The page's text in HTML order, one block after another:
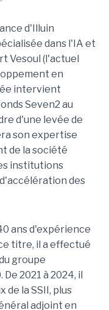
d'Illuin
dans l'IA et
Vesoul (l'actuel
en
intervient
Seven2 au
d'une levée de
son expertise
de la société
institutions
des
ans d'expérience
titre, il a effectué
groupe
2021 à 2024, il
de la SSII, plus
adjoint en